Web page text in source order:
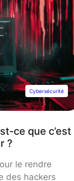
Cybersécurité
ce que c’est
?
le rendre
des hackers